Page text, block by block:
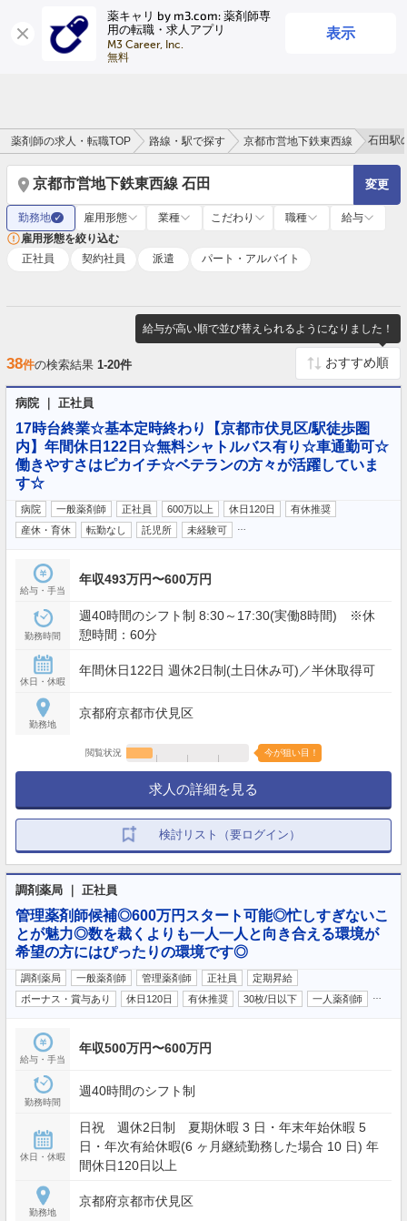
薬キャリ by m3.com: 薬剤師専
用の転職・求人アプリ
M3 Career, Inc.
無料
表示
ログイン
薬剤師の求人・転職TOP 路線・駅で探す 京都市営地下鉄東西線 石田駅
京都市営地下鉄東西線 石田 変更
勤務地 ✓ 雇用形態 業種 こだわり 職種
給与
雇用形態を絞り込む
正社員
契約社員 派遣 パート・アルバイト
給与が高い順で並び替えられるようになりました！
38件の検索結果 1-20件
病院 ｜ 正社員
17時台終業☆基本定時終わり【京都市伏見区/駅徒歩圏
内】年間休日122日☆無料シャトルバス有り☆車通勤可☆
働きやすさはピカイチ☆ベテランの方々が活躍していま
す☆
病院 一般薬剤師 正社員 600万以上 休日120日
有休推奨
産休・育休
転勤なし 託児所 未経験可
給与・手当
年収493万円〜600万円
勤務時間
週40時間のシフト制 8:30～17:30(実働8時間) ※休
憩時間：60分
休日・休暇
年間休日122日 週休2日制(土日休み可)／半休取得可
勤務地
京都府京都市伏見区
閲覧状況 今が狙い目！
求人の詳細を見る
検討リスト（要ログイン）
調剤薬局 ｜ 正社員
管理薬剤師候補◎600万円スタート可能◎忙しすぎないこ
とが魅力◎数を裁くよりも一人一人と向き合える環境が
希望の方にはぴったりの環境です◎
調剤薬局 一般薬剤師 管理薬剤師 正社員
定期昇給
ボーナス・賞与あり
休日120日 有休推奨 30枚/日以下 一人薬剤師
給与・手当
年収500万円〜600万円
勤務時間
週40時間のシフト制
休日・休暇
日祝 週休2日制 夏期休暇 3 日・年末年始休暇 5
日・年次有給休暇(6 ヶ月継続勤務した場合 10 日) 年
間休日120日以上
勤務地
京都府京都市伏見区